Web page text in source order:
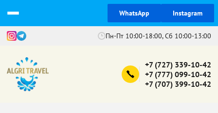
WhatsApp Instagram
Пн-Пт 10:00-18:00, Сб 10:00-13:00
+7 (727) 339-10-42
+7 (777) 099-10-42
+7 (707) 399-10-42